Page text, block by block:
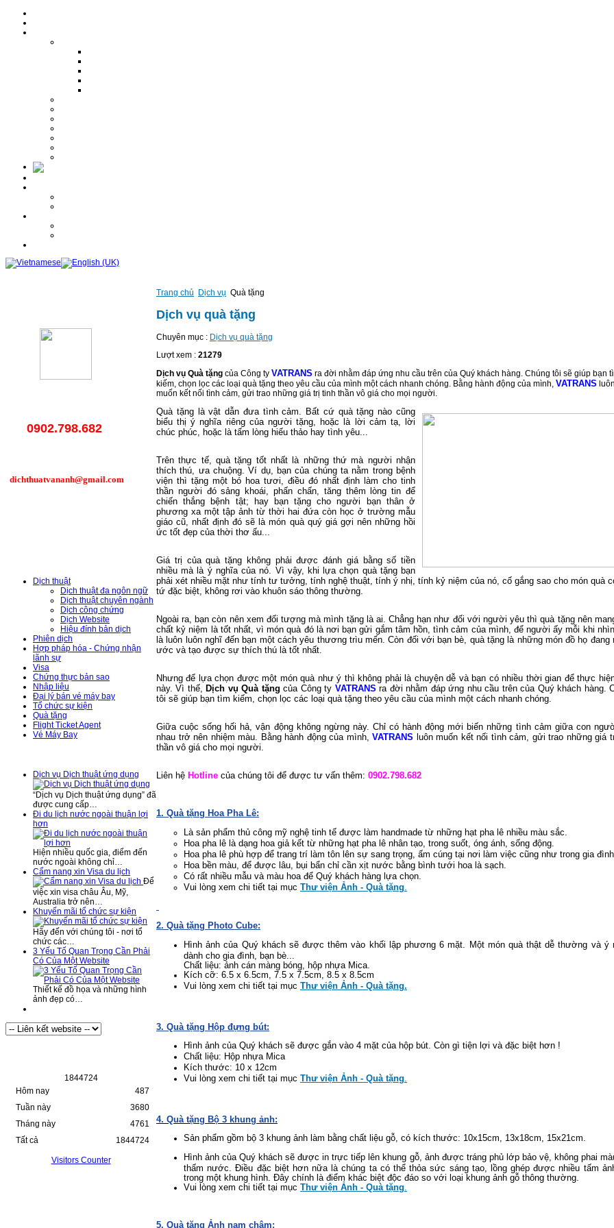
0902.798.682
dichthuatvananh@gmail.com
Dịch thuật
Dịch thuật đa ngôn ngữ
Dịch thuật chuyên ngành
Dịch công chứng
Dịch Website
Hiệu đính bản dịch
Phiên dịch
Hợp pháp hóa - Chứng nhận
lãnh sự
Visa
Chứng thực bản sao
Nhập liệu
Đại lý bán vé máy bay
Tổ chức sự kiện
Quà tặng
Flight Ticket Agent
Vé Máy Bay
Dịch vụ Dịch thuật ứng dụng
“Dịch vụ Dịch thuật ứng dụng” đã
được cung cấp…
Đi du lịch nước ngoài thuận lợi
hơn
Hiện nhiều quốc gia, điểm đến
nước ngoài không chỉ…
Cẩm nang xin Visa du lịch
Để
việc xin visa châu Âu, Mỹ,
Australia trở nên…
Khuyến mãi tổ chức sự kiện
Hãy đến với chúng tôi - nơi tổ
chức các…
3 Yếu Tố Quan Trọng Cần Phải
Có Của Một Website
Thiết kế đồ họa và những hình
ảnh đẹp có…
1844724
Hôm nay
Tuần này
Tháng này
Tất cả
487
3680
4761
1844724
Visitors Counter
Trang chủ Dịch vụ Quà tặng
Dịch vụ quà tặng
Chuyên mục : Dịch vụ quà tặng
Lượt xem : 21279
Dịch vụ Quà tặng của Công ty VATRANS ra đời nhằm đáp ứng nhu cầu trên của Quý khách hàng. Chúng tôi sẽ giúp bạn
kiếm, chọn lọc các loại quà tặng theo yêu cầu của mình một cách nhanh chóng. Bằng hành động của mình, VATRANS luôn
muốn kết nối tình cảm, gửi trao những giá trị tinh thần vô giá cho mọi người.
Quà tặng là vật dẫn đưa tình cảm. Bất cứ quà tặng nào cũng
biểu thị ý nghĩa riêng của người tặng, hoặc là lời cảm tạ, lời
chúc phúc, hoặc là tấm lòng hiếu thảo hay tình yêu...
Trên thực tế, quà tặng tốt nhất là những thứ mà người nhận
thích thú, ưa chuộng. Ví dụ, bạn của chúng ta nằm trong bệnh
viện thì tặng một bó hoa tươi, điều đó nhất định làm cho tinh
thần người đó sảng khoái, phấn chấn, tăng thêm lòng tin để
chiến thắng bệnh tật; hay bạn tặng cho người bạn thân ở
phương xa một tập ảnh từ thời hai đứa còn học ở trường mẫu
giáo cũ, nhất định đó sẽ là món quà quý giá gợi nên những hồi
ức tốt đẹp của thời thơ ấu...
Giá trị của quà tặng không phải được đánh giá bằng số tiền
nhiều mà là ý nghĩa của nó. Vì vậy, khi lựa chọn quà tặng bạn
phải xét nhiều mặt như tính tư tưởng, tính nghệ thuật, tính ý nhị, tính kỷ niệm của nó, cố gắng sao cho món quà
tứ đặc biệt, không rơi vào khuôn sáo thông thường.
Ngoài ra, bạn còn nên xem đối tượng mà mình tặng là ai. Chẳng hạn như đối với người yêu thì quà tặng nên
chất kỷ niệm là tốt nhất, vì món quà đó là nơi bạn gửi gắm tâm hồn, tình cảm của mình, để người ấy mỗi khi
là luôn luôn nghĩ đến bạn một cách yêu thương trìu mến. Còn đối với bạn bè, quà tặng là những món đồ họ đang
ước và tạo được sự thích thú là tốt nhất.
Nhưng để lựa chọn được một món quà như ý thì không phải là chuyện dễ và bạn có nhiều thời gian để thực
này. Vì thế,
Dịch vụ Quà tặng của Công ty VATRANS ra đời nhằm đáp ứng nhu cầu trên của Quý khách hàng.
tôi sẽ giúp bạn tìm kiếm, chọn lọc các loại quà tặng theo yêu cầu của mình một cách nhanh chóng.
Giữa cuộc sống hối hả, vận động không ngừng này. Chỉ có hành động mới biến những tình cảm giữa con
nhau trở nên nhiệm màu. Bằng hành động của mình, VATRANS luôn muốn kết nối tình cảm, gửi trao những giá
thần vô giá cho mọi người.
Liên hệ Hotline của chúng tôi để được tư vấn thêm: 0902.798.682
1. Quà tặng Hoa Pha Lê:
Là sản phẩm thủ công mỹ nghệ tinh tế được làm handmade từ những hạt pha lê nhiều màu sắc.
Hoa pha lê là dạng hoa giả kết từ những hạt pha lê nhân tạo, trong suốt, óng ánh, sống động.
Hoa pha lê phù hợp để trang trí làm tôn lên sự sang trọng, ấm cúng tại nơi làm việc cũng như trong gia đình.
Hoa bền màu, để được lâu, bụi bẩn chỉ cần xịt nước bằng bình tưới hoa là sạch.
Có rất nhiều mẫu và màu hoa để Quý khách hàng lựa chọn.
Vui lòng xem chi tiết tại mục Thư viện Ảnh - Quà tặng
2. Quà tặng Photo Cube:
Hình ảnh của Quý khách sẽ được thêm vào khối lập phương 6 mặt. Một món quà thật dễ thường và ý
dành cho gia đình, bạn bè...
Chất liệu: ảnh cán màng bóng, hộp nhựa Mica.
Kích cỡ: 6.5 x 6.5cm, 7.5 x 7.5cm, 8.5 x 8.5cm
Vui lòng xem chi tiết tại mục Thư viện Ảnh - Quà tặng.
3. Quà tặng Hộp đựng bút:
Hình ảnh của Quý khách sẽ được gắn vào 4 mặt của hộp bút. Còn gì tiện lợi và đặc biệt hơn !
Chất liệu: Hộp nhựa Mica
Kích thước: 10 x 12cm
Vui lòng xem chi tiết tại mục Thư viện Ảnh - Quà tặng
4. Quà tặng Bộ 3 khung ảnh:
Sản phẩm gồm bộ 3 khung ảnh làm bằng chất liệu gỗ, có kích thước: 10x15cm, 13x18cm, 15x21cm.
Hình ảnh của Quý khách sẽ được in trực tiếp lên khung gỗ, ảnh được tráng phủ lớp bảo vệ, không phai
thấm nước. Điều đặc biệt hơn nữa là chúng ta có thể thỏa sức sáng tạo, lồng ghép được nhiều tấm
trong một khung hình. Đây chính là điểm khác biệt độc đáo so với loại khung ảnh gỗ thông thường.
Vui lòng xem chi tiết tại mục Thư viện Ảnh - Quà tặng
5. Quà tặng Ảnh nam châm: